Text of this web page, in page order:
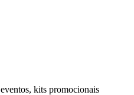
kits promocionais